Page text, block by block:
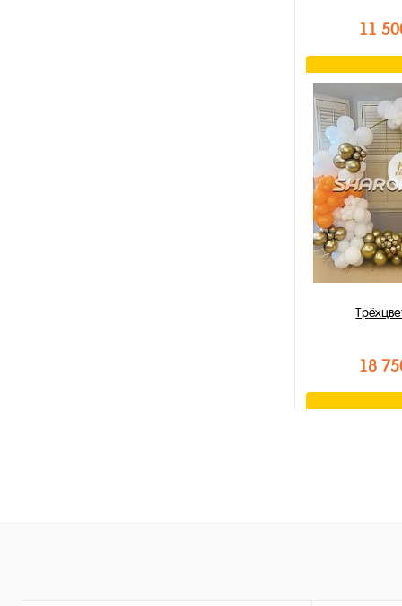
11
В
Купить в 1
В избранное
В наличии
18